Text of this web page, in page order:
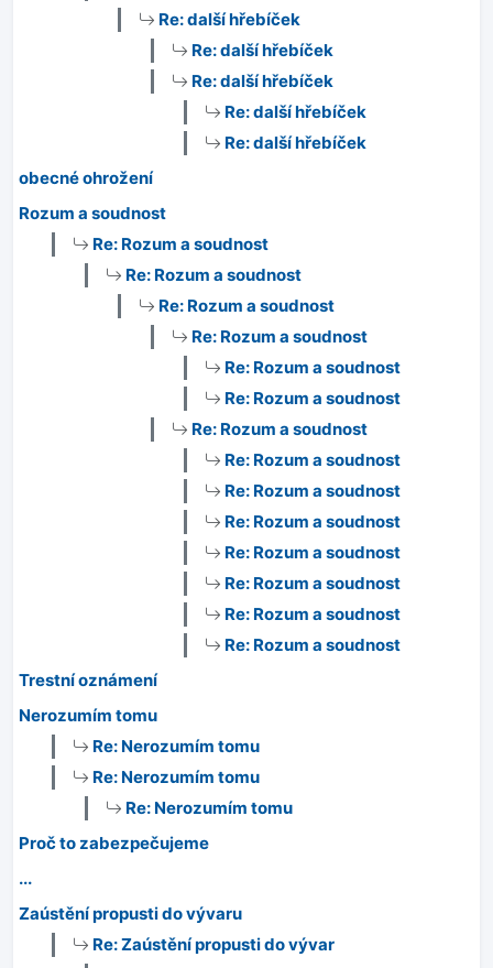
Re: další hřebíček
Re: další hřebíček
Re: další hřebíček
Re: další hřebíček
Re: další hřebíček
obecné ohrožení
Rozum a soudnost
Re: Rozum a soudnost
Re: Rozum a soudnost
Re: Rozum a soudnost
Re: Rozum a soudnost
Re: Rozum a soudnost
Re: Rozum a soudnost
Re: Rozum a soudnost
Re: Rozum a soudnost
Re: Rozum a soudnost
Re: Rozum a soudnost
Re: Rozum a soudnost
Re: Rozum a soudnost
Re: Rozum a soudnost
Re: Rozum a soudnost
Trestní oznámení
Nerozumím tomu
Re: Nerozumím tomu
Re: Nerozumím tomu
Re: Nerozumím tomu
Proč to zabezpečujeme
...
Zaústění propusti do vývaru
Re: Zaústění propusti do vývar